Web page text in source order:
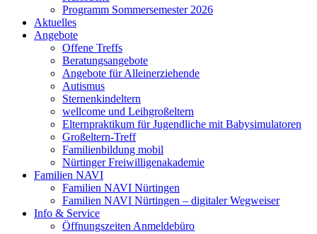
Programm Sommersemester 2026
Aktuelles
Angebote
Offene Treffs
Beratungsangebote
Angebote für Alleinerziehende
Autismus
Sternenkindeltern
wellcome und Leihgroßeltern
Elternpraktikum für Jugendliche mit Babysimulatoren
Großeltern-Treff
Familienbildung mobil
Nürtinger Freiwilligenakademie
Familien NAVI
Familien NAVI Nürtingen
Familien NAVI Nürtingen – digitaler Wegweiser
Info & Service
Öffnungszeiten Anmeldebüro